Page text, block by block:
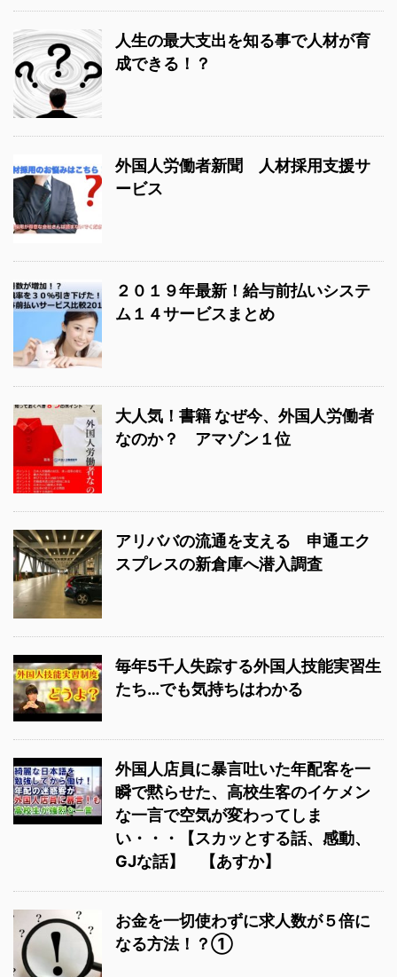
人生の最大支出を知る事で人材が育
成できる！？
外国人労働者新聞 人材採用支援サ
ービス
２０１９年最新！給与前払いシステ
ム１４サービスまとめ
大人気！書籍 なぜ今、外国人労働者
なのか？ アマゾン１位
アリババの流通を支える 申通エク
スプレスの新倉庫へ潜入調査
毎年5千人失踪する外国人技能実習生
たち…でも気持ちはわかる
外国人店員に暴言吐いた年配客を一
瞬で黙らせた、高校生客のイケメン
な一言で空気が変わってしま
い・・・【スカッとする話、感動、
GJな話】 【あすか】
お金を一切使わずに求人数が５倍に
なる方法！？①